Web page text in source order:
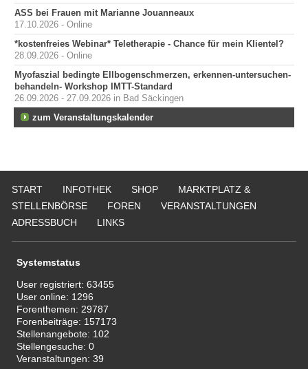
ASS bei Frauen mit Marianne Jouanneaux
17.10.2026 - Online
*kostenfreies Webinar* Teletherapie - Chance für mein Klientel?
28.09.2026 - Online
Myofaszial bedingte Ellbogenschmerzen, erkennen-untersuchen-
behandeln- Workshop IMTT-Standard
26.09.2026 - 27.09.2026 in Bad Säckingen
zum Veranstaltungskalender
START INFOTHEK SHOP
MARKTPLATZ &
STELLENBÖRSE
FOREN
VERANSTALTUNGEN
ADRESSBUCH
LINKS
Systemstatus
User registriert:63455
User online: 1296
Forenthemen: 29787
Forenbeiträge: 157173
Stellenangebote: 102
Stellengesuche:0
Veranstaltungen:39